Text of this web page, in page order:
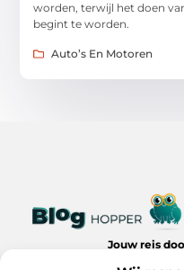
worden, terwijl het doen
begint te worden.
Auto’s En Motoren
Jouw reis